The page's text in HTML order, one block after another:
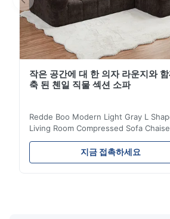
작은 공간에 대 한 의자 라운지와
축 된 첸일 직물 섹션 소파
Redde Boo Modern Light Gray L
Living Room Compressed Sofa Chaise
Lounge Product Overview High
soft sectional sofa designed for small
spaces, featuring a contemporary
지금 접촉하세요